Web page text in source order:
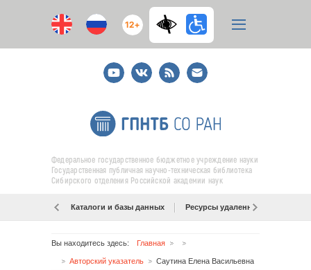
12+
YoutubeВКонтакте
RSS
E-
mail
подписка
Федеральное государственное бюджетное учреждение науки
Государственная публичная научно-техническая библиотека
Сибирского отделения Российской академии наук
Каталоги и базы данных Ресурсы удаленного доступа
Вы находитесь здесь: Главная
Авторский указатель Саутина Елена Васильевна